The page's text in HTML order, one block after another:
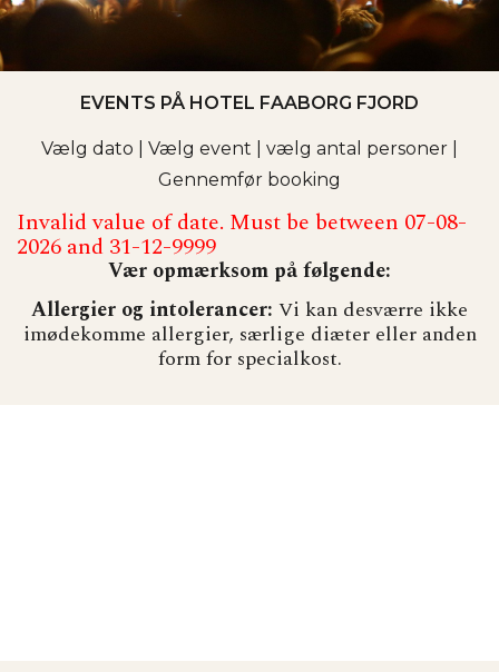
EVENTS PÅ HOTEL FAABORG FJORD
Vælg dato | Vælg event | vælg antal personer |
Gennemfør booking
Invalid value of date. Must be between 07-08-
2026 and 31-12-9999
Vær opmærksom på følgende:
Allergier og intolerancer: Vi kan desværre ikke
imødekomme allergier, særlige diæter eller anden
form for specialkost.